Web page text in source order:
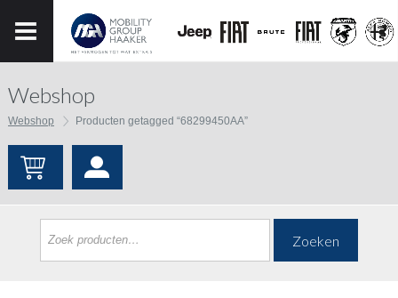
Webshop
Webshop Producten getagged “68299450AA”
Zoeken